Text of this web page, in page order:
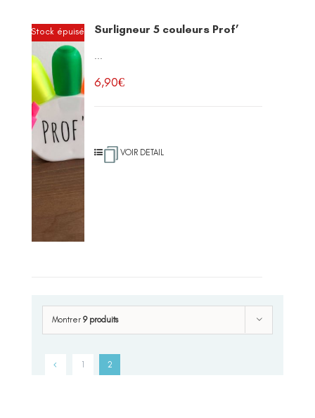
Stock épuisé Surligneur 5 couleurs Prof’
...
6,90€
VOIR DETAIL
Montrer 9 produits
1 2